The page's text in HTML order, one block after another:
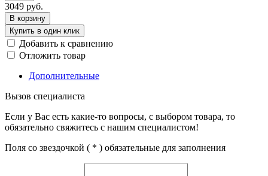
3049 руб.
В корзину
Купить в один клик
Добавить к сравнению
Отложить товар
Дополнительные
Вызов специалиста
Если у Вас есть какие-то вопросы, с выбором товара, то
обязательно свяжитесь с нашим специалистом!
Поля со звездочкой ( * ) обязательные для заполнения